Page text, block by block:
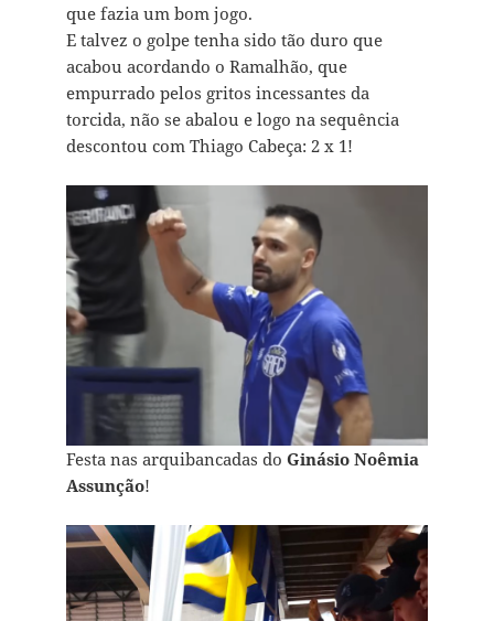
que fazia um bom jogo.
E talvez o golpe tenha sido tão duro que
acabou acordando o Ramalhão, que
empurrado pelos gritos incessantes da
torcida, não se abalou e logo na sequência
descontou com Thiago Cabeça: 2 x 1!
Festa nas arquibancadas do Ginásio Noêmia
Assunção!